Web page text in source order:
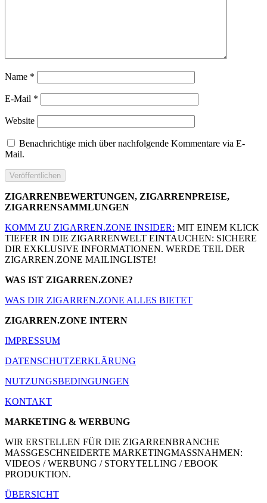
Name *
E-Mail *
Website
Benachrichtige mich über nachfolgende Kommentare via E-
Mail.
ZIGARRENBEWERTUNGEN, ZIGARRENPREISE,
ZIGARRENSAMMLUNGEN
KOMM ZU ZIGARREN.ZONE INSIDER: MIT EINEM KLICK
TIEFER IN DIE ZIGARRENWELT EINTAUCHEN: SICHERE
DIR EXKLUSIVE INFORMATIONEN. WERDE TEIL DER
ZIGARREN.ZONE MAILINGLISTE!
WAS IST ZIGARREN.ZONE?
WAS DIR ZIGARREN.ZONE ALLES BIETET
ZIGARREN.ZONE INTERN
IMPRESSUM
DATENSCHUTZERKLÄRUNG
NUTZUNGSBEDINGUNGEN
KONTAKT
MARKETING & WERBUNG
WIR ERSTELLEN FÜR DIE ZIGARRENBRANCHE
MASSGESCHNEIDERTE MARKETINGMASSNAHMEN:
VIDEOS / WERBUNG / STORYTELLING / EBOOK
PRODUKTION.
ÜBERSICHT